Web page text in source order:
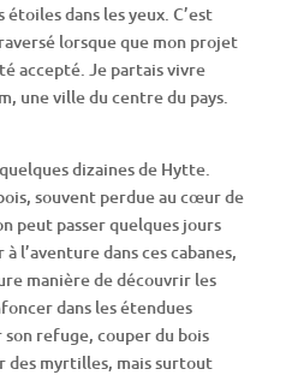
dans les yeux. C’est
lorsque que mon projet
accepté. Je partais vivre
une ville du centre du pays.
dizaines de Hytte.
souvent perdue au cœur de
peut passer quelques jours
l’aventure dans ces cabanes,
manière de découvrir les
dans les étendues
son refuge, couper du bois
des myrtilles, mais surtout